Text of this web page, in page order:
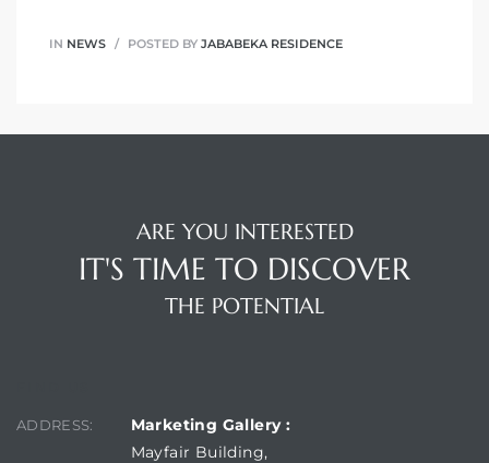
IN NEWS POSTED BY JABABEKA RESIDENCE
ARE YOU INTERESTED
IT'S TIME TO DISCOVER
THE POTENTIAL
ADDRESS:
Marketing Gallery :
Mayfair Building,